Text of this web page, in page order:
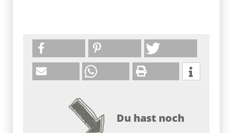
Du hast noch